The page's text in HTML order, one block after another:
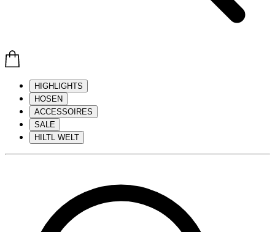
HIGHLIGHTS
HOSEN
ACCESSOIRES
SALE
HILTL WELT